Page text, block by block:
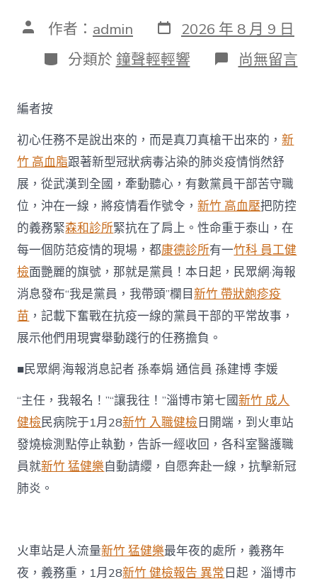
文 作者： admin 發
表
日
期
2026 年 8 月 9 日
分
類
分類於 鐘聲輕輕響 在
〈森
減
重
我
是
黨
員
·
我
帶
頭〉
中
尚無留言
編者按
初心任務不是說出來的，而是真刀真槍干出來的，新
竹 高血脂跟著新型冠狀病毒沾染的肺炎疫情悄然舒
展，從武漢到全國，牽動聽心，有數黨員干部苦守職
位，沖在一線，將疫情看作號令，新竹 高血壓把防控
的義務緊森和診所緊抗在了肩上。性命重于泰山，在
每一個防范疫情的現場，都康德診所有一竹科 員工健
檢面艷麗的旗號，那就是黨員！本日起，民眾網·海報
消息發布“我是黨員，我帶頭”欄目新竹 帶狀皰疹疫
苗 ，記載下奮戰在抗疫一線的黨員干部的平常故事，
展示他們用現實舉動踐行的任務擔負。
■民眾網·海報消息記者 孫奉娟 通信員 孫建博 李媛
“主任，我報名！”“讓我往！”淄博市第七國新竹 成人
健檢民病院于1月28新竹 入職健檢日開端，到火車站
發燒檢測點停止執勤，告訴一經收回，各科室醫護職
員就新竹 猛健樂自動請纓，自愿奔赴一線，抗擊新冠
肺炎。
火車站是人流量新竹 猛健樂最年夜的處所，義務年
夜，義務重，1月28新竹 健檢報告 異常日起，淄博市